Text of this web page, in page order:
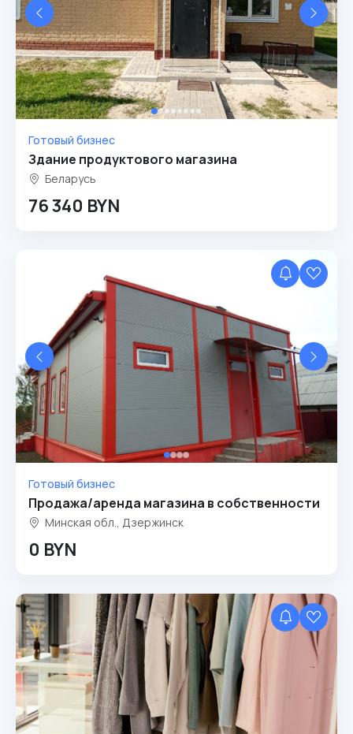
Готовый бизнес
Здание продуктового магазина
Беларусь
76 340 BYN
Готовый бизнес
Продажа/аренда магазина в собственности
Минская обл., Дзержинск
0 BYN